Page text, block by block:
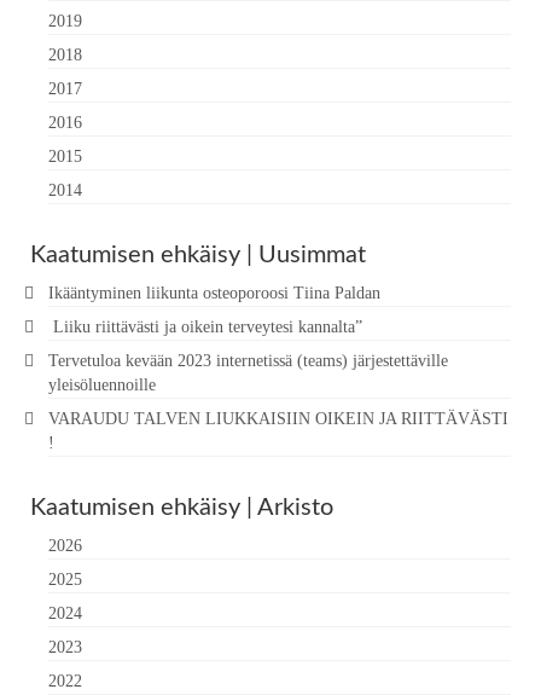
2019
2018
2017
2016
2015
2014
Kaatumisen ehkäisy | Uusimmat
Ikääntyminen liikunta osteoporoosi Tiina Paldan
Liiku riittävästi ja oikein terveytesi kannalta”
Tervetuloa kevään 2023 internetissä (teams) järjestettäville
yleisöluennoille
VARAUDU TALVEN LIUKKAISIIN OIKEIN JA RIITTÄVÄSTI
!
Kaatumisen ehkäisy | Arkisto
2026
2025
2024
2023
2022